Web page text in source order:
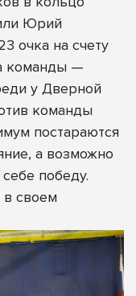
Юрий
очка на счету
команды —
у Дверной
команды
постараются
а возможно
победу.
своем